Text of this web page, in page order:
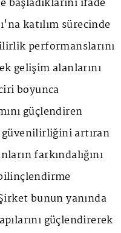
katılım sürecinde
performanslarını
gelişim alanlarını
boyunca
güçlendiren
artıran
farkındalığını
bunun yanında
güçlendirerek